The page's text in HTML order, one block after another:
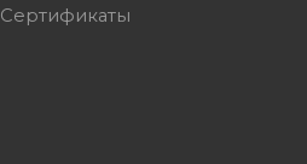
Сертификаты